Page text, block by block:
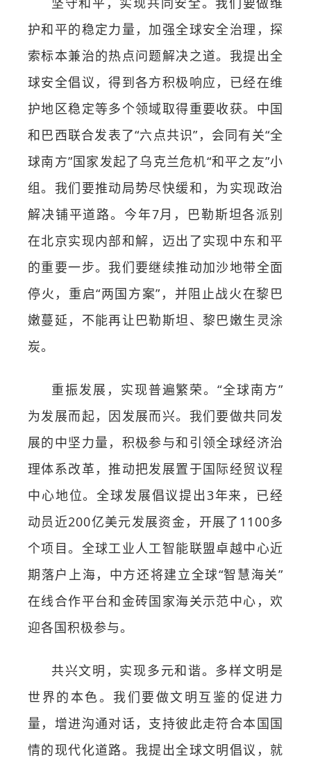
护和平的稳定力量，加强全球安全治理，探
索标本兼治的热点问题解决之道。我提出全
球安全倡议，得到各方积极响应，已经在维
护地区稳定等多个领域取得重要收获。中国
和巴西联合发表了“六点共识”，会同有关“全
球南方”国家发起了乌克兰危机“和平之友”小
组。我们要推动局势尽快缓和，为实现政治
解决铺平道路。今年7月，巴勒斯坦各派别
在北京实现内部和解，迈出了实现中东和平
的重要一步。我们要继续推动加沙地带全面
停火，重启“两国方案”，并阻止战火在黎巴
嫩蔓延，不能再让巴勒斯坦、黎巴嫩生灵涂
炭。
重振发展，实现普遍繁荣。“全球南方”
为发展而起，因发展而兴。我们要做共同发
展的中坚力量，积极参与和引领全球经济治
理体系改革，推动把发展置于国际经贸议程
中心地位。全球发展倡议提出3年来，已经
动员近200亿美元发展资金，开展了1100多
个项目。全球工业人工智能联盟卓越中心近
期落户上海，中方还将建立全球“智慧海关”
在线合作平台和金砖国家海关示范中心，欢
迎各国积极参与。
共兴文明，实现多元和谐。多样文明是
世界的本色。我们要做文明互鉴的促进力
量，增进沟通对话，支持彼此走符合本国国
情的现代化道路。我提出全球文明倡议，就